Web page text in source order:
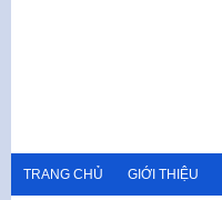
TRANG CHỦ GIỚI THIỆU